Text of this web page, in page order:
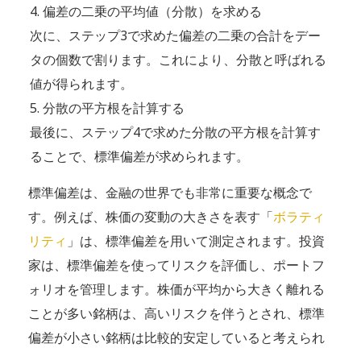
偏差の二乗の平均値（分散）を求める
次に、ステップ3で求めた偏差の二乗の合計をデー
タの個数で割ります。これにより、分散と呼ばれる
値が得られます。
分散の平方根を計算する
最後に、ステップ4で求めた分散の平方根を計算す
ることで、標準偏差が求められます。
標準偏差は、金融の世界でも非常に重要な概念で
す。例えば、株価の変動の大きさを表す「ボラティ
リティ 」は、標準偏差を用いて測定されます。投資
家は、標準偏差を使ってリスクを評価し、ポートフ
ォリオを管理します。株価が平均から大きく離れる
ことが多い銘柄は、高いリスクを伴うとされ、標準
偏差が小さい銘柄は比較的安定していると考えられ